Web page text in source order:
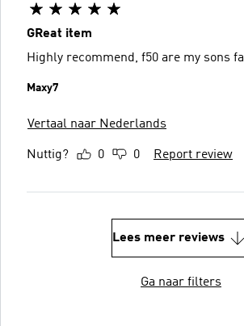
GReat item
Highly recommend, f50 are my sons
Maxy7
Vertaal naar Nederlands
Nuttig? 0 0 Report review
Lees meer reviews
Ga naar filters